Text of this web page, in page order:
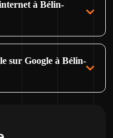
à Bélin-
sur Google à Bélin-